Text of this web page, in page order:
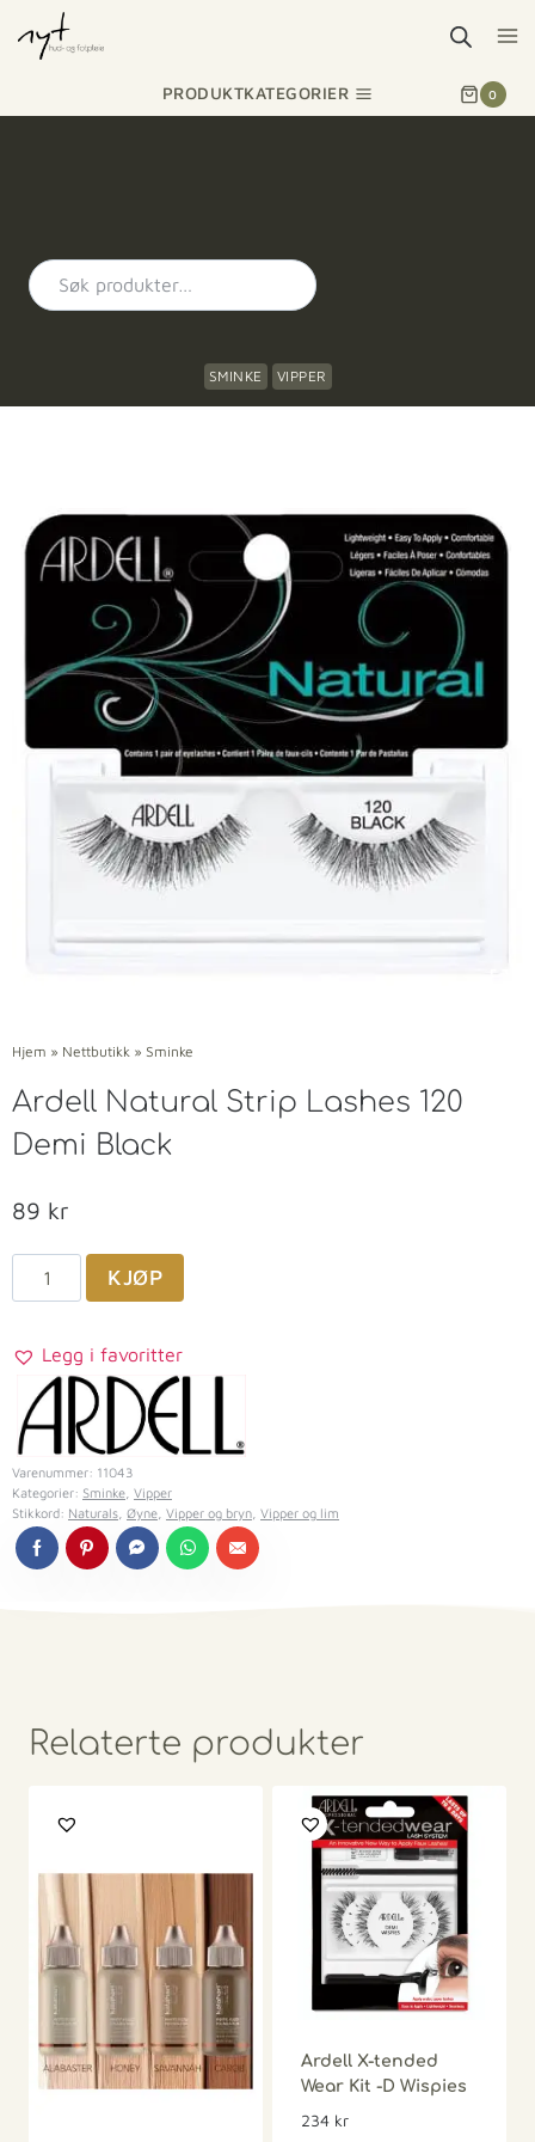
PRODUKTKATEGORIER 0
SMINKE VIPPER
Hjem » Nettbutikk » Sminke
Ardell Natural Strip Lashes 120
Demi Black
89 kr
KJØP
Legg i favoritter
Varenummer: 11043
Kategorier: Sminke Vipper
Stikkord: Naturals Øyne Vipper og bryn Vipper og lim
Relaterte produkter
Ardell X-tended
Wear Kit -D Wispies
234 kr